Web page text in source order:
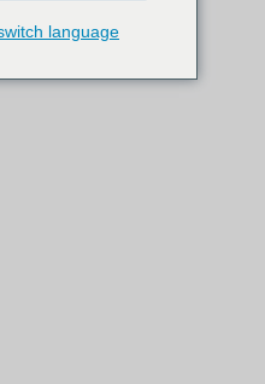
language